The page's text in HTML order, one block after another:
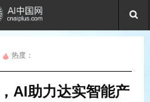
热度：
AI助力达实智能产